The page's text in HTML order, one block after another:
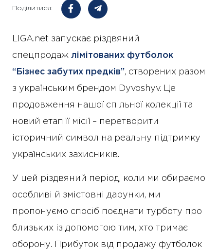
Поділитися:
LIGA.net запускає різдвяний
спецпродаж лімітованих футболок
“Бізнес забутих предків”, створених разом
з українським брендом Dyvoshyv. Це
продовження нашої спільної колекції та
новий етап її місії – перетворити
історичний символ на реальну підтримку
українських захисників.
У цей різдвяний період, коли ми обираємо
особливі й змістовні дарунки, ми
пропонуємо спосіб поєднати турботу про
близьких із допомогою тим, хто тримає
оборону. Прибуток від продажу футболок